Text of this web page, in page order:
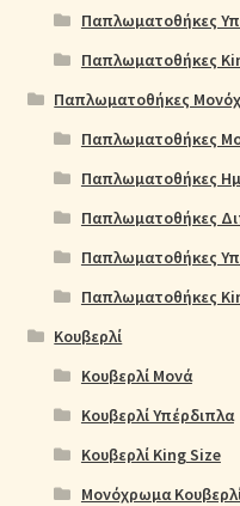
Παπλωματοθήκες
Παπλωματοθήκες
Παπλωματοθήκες
Παπλωματοθήκες
Παπλωματοθήκες
Παπλωματοθήκες
Παπλωματοθήκες
Παπλωματοθήκες
Κουβερλί
Κουβερλί Μονά
Κουβερλί Υπέρδιπλα
Κουβερλί King Size
Μονόχρωμα